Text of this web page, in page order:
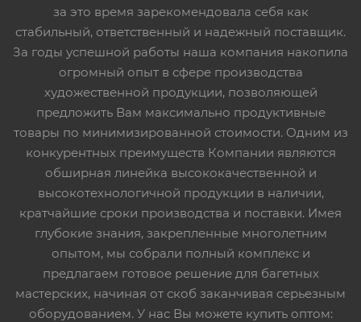
за это время зарекомендовала себя как
стабильный, ответственный и надежный поставщик.
За годы успешной работы наша компания накопила
огромный опыт в сфере производства
художественной продукции, позволяющей
предложить Вам максимально продуктивные
товары по минимизированной стоимости. Одним из
конкурентных преимуществ Компании являются
обширная линейка высококачественной и
высокотехнологичной продукции в наличии,
кратчайшие сроки производства и поставки. Имея
глубокие знания, закрепленные многолетним
опытом, мы собрали полный комплекс и
предлагаем готовое решение для багетных
мастерских, начиная от скоб заканчивая серьезным
оборудованием. У нас Вы можете купить оптом: